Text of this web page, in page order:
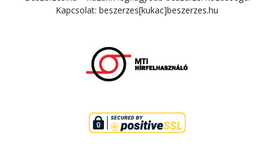
Kapcsolat: beszerzes[kukac]beszerzes.hu